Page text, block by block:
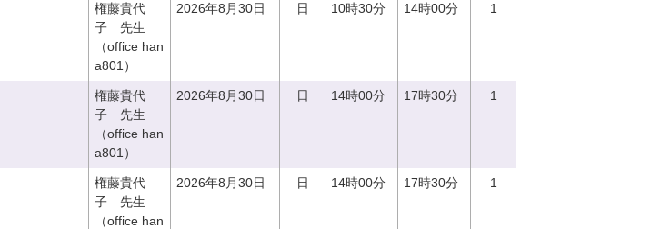
権藤貴代
子 先生
（office han
a801）
2026年8月30日 日 10時30分 14時00分 1
権藤貴代
子 先生
（office han
a801）
2026年8月30日 日 14時00分 17時30分 1
権藤貴代
子 先生
（office han
2026年8月30日 日 14時00分 17時30分 1